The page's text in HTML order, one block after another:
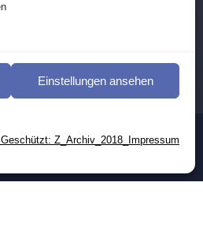
Einstellungen ansehen
Geschützt: Z_Archiv_2018_Impressum